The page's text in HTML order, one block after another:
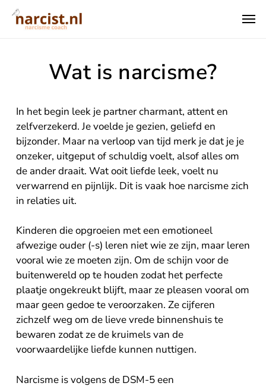
Skip
Wat is narcisme?
In het begin leek je partner charmant, attent en
zelfverzekerd. Je voelde je gezien, geliefd en
bijzonder. Maar na verloop van tijd merk je dat je je
onzeker, uitgeput of schuldig voelt, alsof alles om
de ander draait. Wat ooit liefde leek, voelt nu
verwarrend en pijnlijk. Dit is vaak hoe narcisme zich
in relaties uit.
Kinderen die opgroeien met een emotioneel
afwezige ouder (-s) leren niet wie ze zijn, maar leren
vooral wie ze moeten zijn. Om de schijn voor de
buitenwereld op te houden zodat het perfecte
plaatje ongekreukt blijft, maar ze pleasen vooral om
maar geen gedoe te veroorzaken. Ze cijferen
zichzelf weg om de lieve vrede binnenshuis te
bewaren zodat ze de kruimels van de
voorwaardelijke liefde kunnen nuttigen.
Narcisme is volgens de DSM-5 een